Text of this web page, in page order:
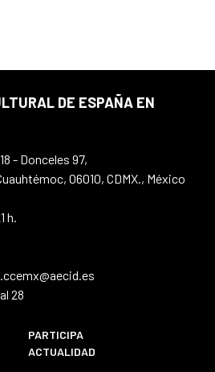
DE ESPAÑA EN
- Donceles 97,
06010, CDMX., México
h.
28
PARTICIPA
ACTUALIDAD